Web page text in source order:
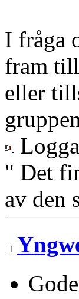
I fråga
fram
eller
" Det
av den
Gode